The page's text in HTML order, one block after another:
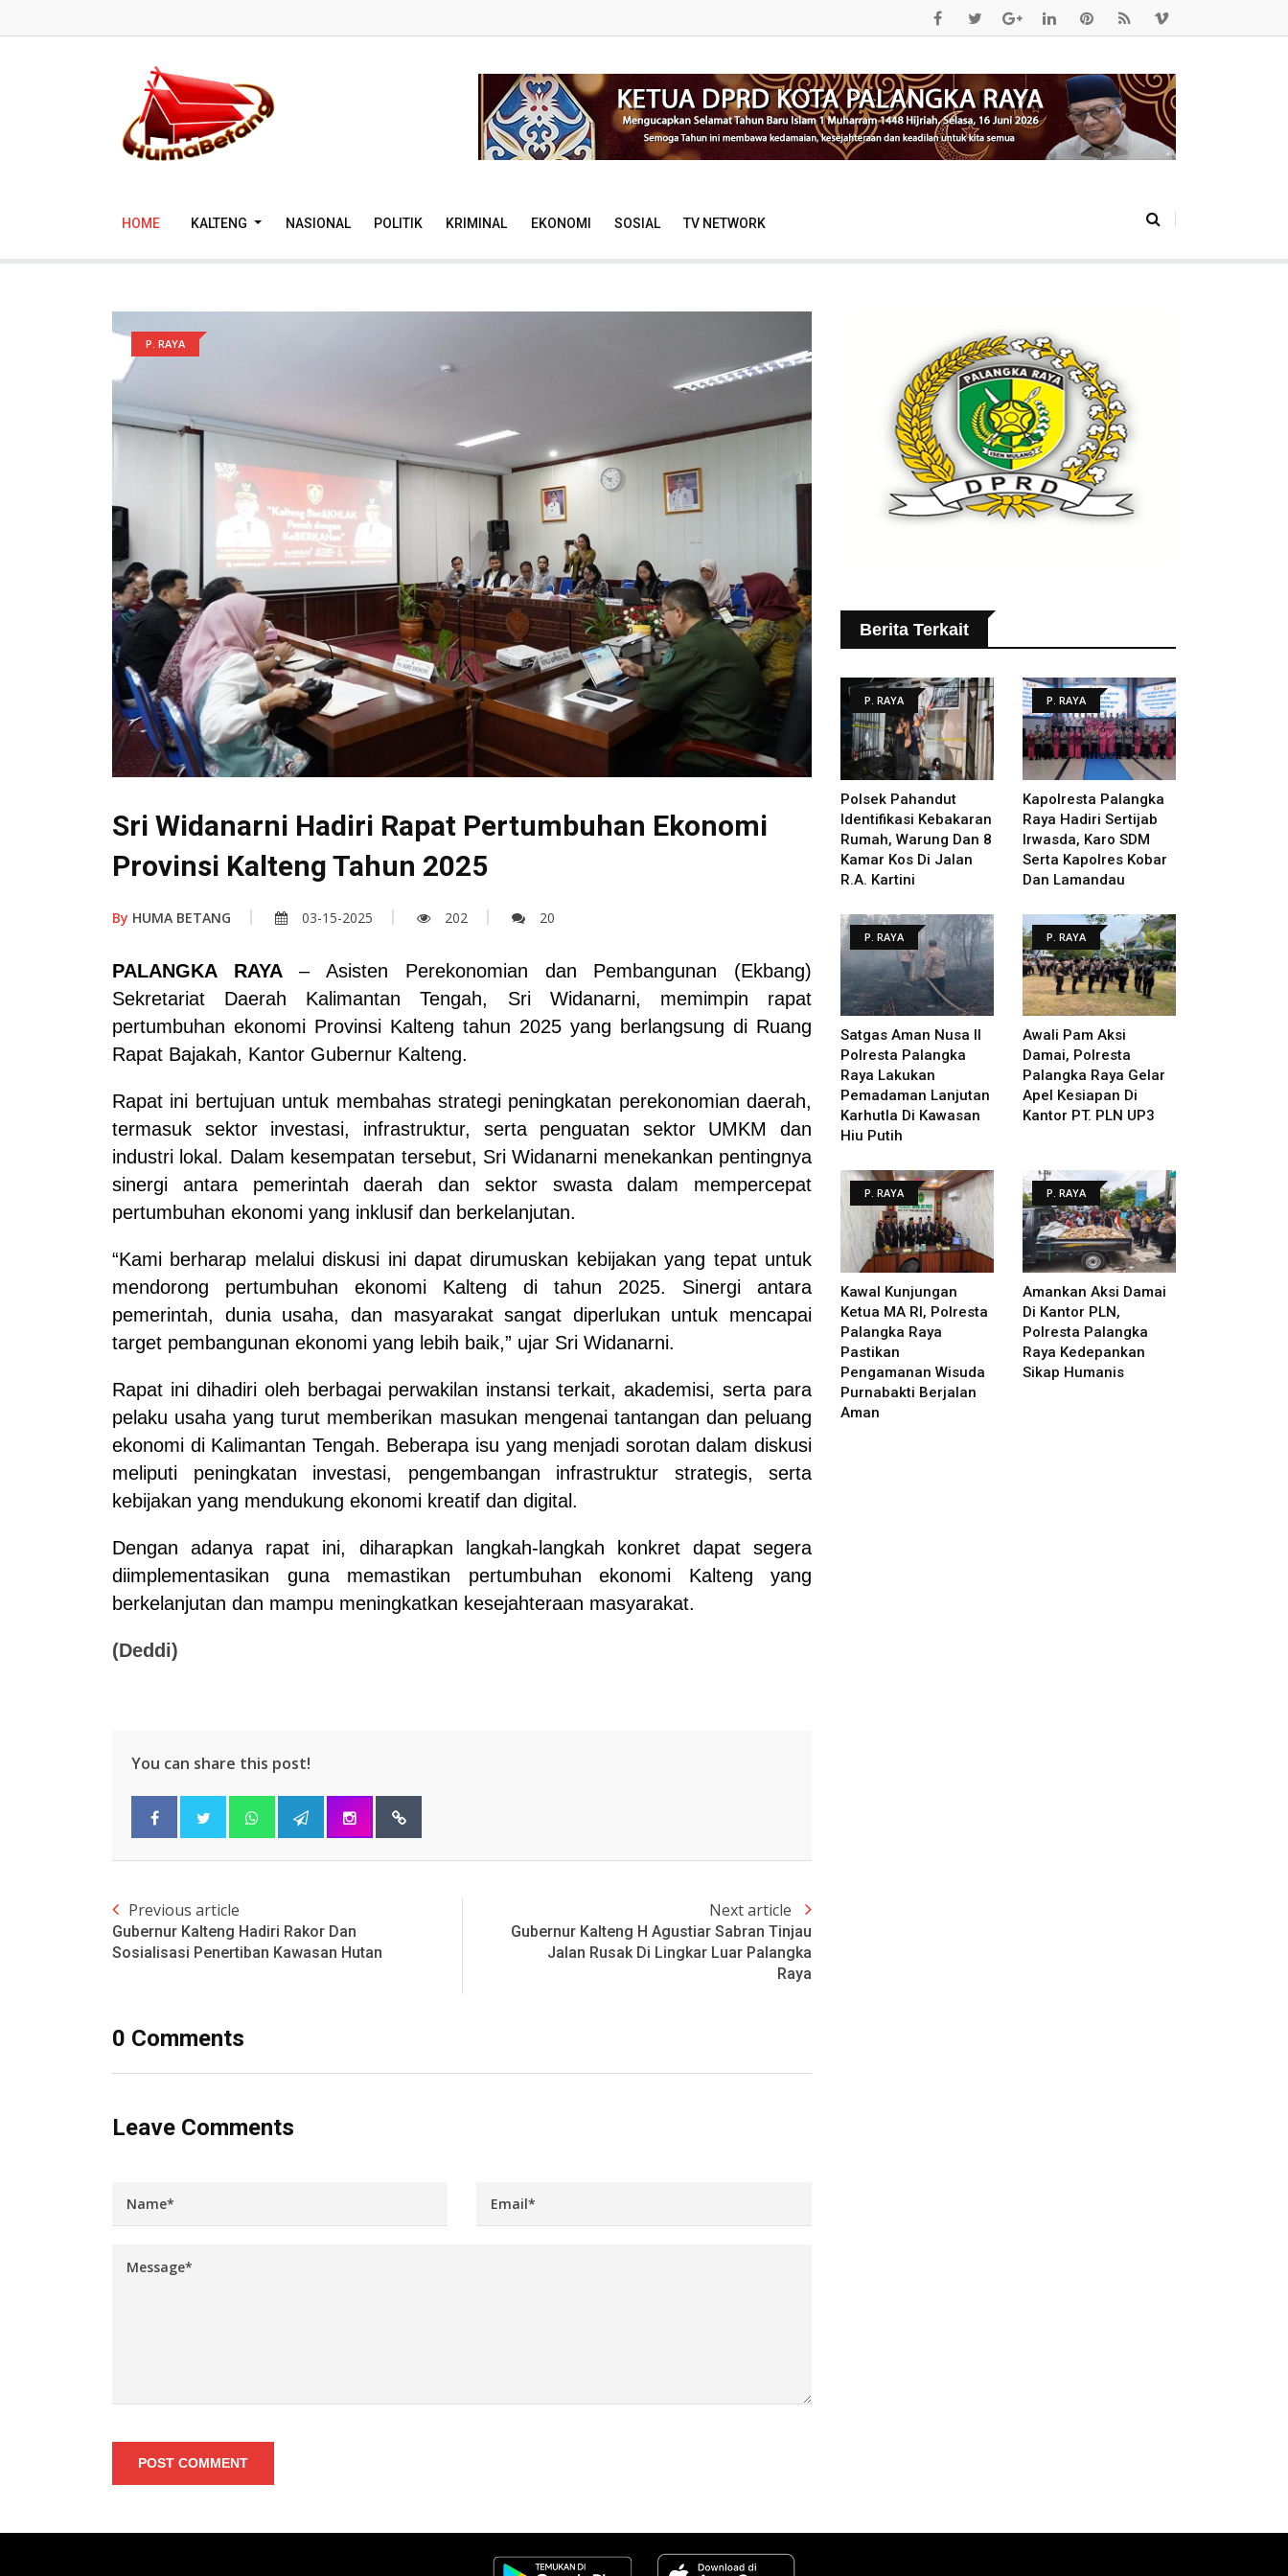
HOME KALTENG NASIONAL POLITIK KRIMINAL EKONOMI SOSIAL TV NETWORK
P. RAYA
Sri Widanarni Hadiri Rapat Pertumbuhan Ekonomi
Provinsi Kalteng Tahun 2025
By HUMA BETANG 03-15-2025 202 20
PALANGKA RAYA– Asisten Perekonomian dan Pembangunan (Ekbang)
Sekretariat Daerah Kalimantan Tengah, Sri Widanarni, memimpin rapat
pertumbuhan ekonomi Provinsi Kalteng tahun 2025 yang berlangsung di Ruang
Rapat Bajakah, Kantor Gubernur Kalteng.
Rapat ini bertujuan untuk membahas strategi peningkatan perekonomian daerah,
termasuk sektor investasi, infrastruktur, serta penguatan sektor UMKM dan
industri lokal. Dalam kesempatan tersebut, Sri Widanarni menekankan pentingnya
sinergi antara pemerintah daerah dan sektor swasta dalam mempercepat
pertumbuhan ekonomi yang inklusif dan berkelanjutan.
“Kami berharap melalui diskusi ini dapat dirumuskan kebijakan yang tepat untuk
mendorong pertumbuhan ekonomi Kalteng di tahun 2025. Sinergi antara
pemerintah, dunia usaha, dan masyarakat sangat diperlukan untuk mencapai
target pembangunan ekonomi yang lebih baik,” ujar Sri Widanarni.
Rapat ini dihadiri oleh berbagai perwakilan instansi terkait, akademisi, serta para
pelaku usaha yang turut memberikan masukan mengenai tantangan dan peluang
ekonomi di Kalimantan Tengah. Beberapa isu yang menjadi sorotan dalam diskusi
meliputi peningkatan investasi, pengembangan infrastruktur strategis, serta
kebijakan yang mendukung ekonomi kreatif dan digital.
Dengan adanya rapat ini, diharapkan langkah-langkah konkret dapat segera
diimplementasikan guna memastikan pertumbuhan ekonomi Kalteng yang
berkelanjutan dan mampu meningkatkan kesejahteraan masyarakat.
(Deddi)
You can share this post!
Previous article
Gubernur Kalteng Hadiri Rakor Dan
Sosialisasi Penertiban Kawasan Hutan
Next article
Gubernur Kalteng H Agustiar Sabran Tinjau
Jalan Rusak Di Lingkar Luar Palangka
Raya
0 Comments
Leave Comments
POST COMMENT
Berita Terkait
P. RAYA
Polsek Pahandut
Identifikasi Kebakaran
Rumah, Warung Dan 8
Kamar Kos Di Jalan
R.A. Kartini
P. RAYA
Kapolresta Palangka
Raya Hadiri Sertijab
Irwasda, Karo SDM
Serta Kapolres Kobar
Dan Lamandau
P. RAYA
Satgas Aman Nusa II
Polresta Palangka
Raya Lakukan
Pemadaman Lanjutan
Karhutla Di Kawasan
Hiu Putih
P. RAYA
Awali Pam Aksi
Damai, Polresta
Palangka Raya Gelar
Apel Kesiapan Di
Kantor PT. PLN UP3
P. RAYA
Kawal Kunjungan
Ketua MA RI, Polresta
Palangka Raya
Pastikan
Pengamanan Wisuda
Purnabakti Berjalan
Aman
P. RAYA
Amankan Aksi Damai
Di Kantor PLN,
Polresta Palangka
Raya Kedepankan
Sikap Humanis